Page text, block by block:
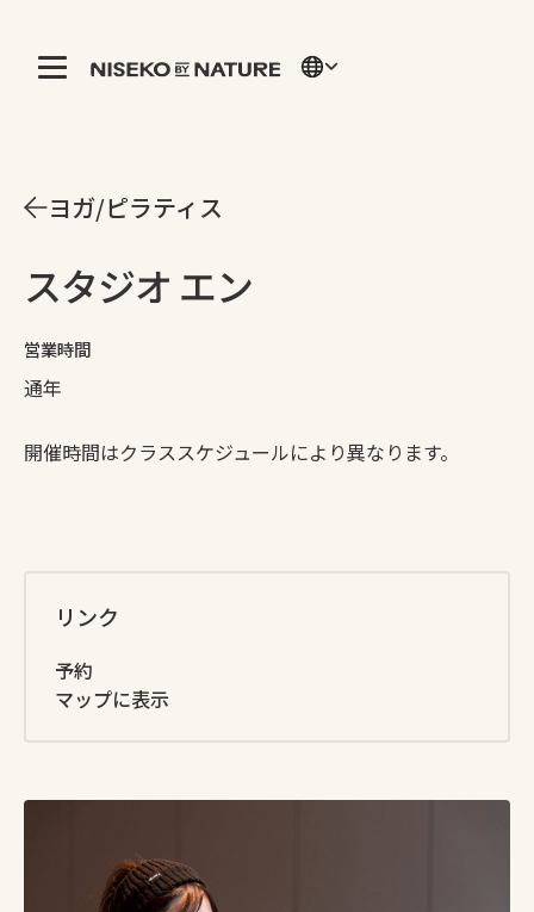
ヨガ/ピラティス
スタジオ エン
営業時間
通年
開催時間はクラススケジュールにより異なります。
リンク
予約
マップに表示